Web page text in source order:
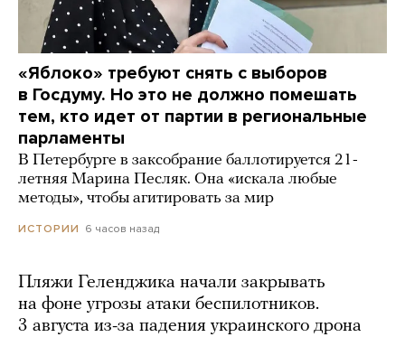
«Яблоко» требуют снять с выборов
в Госдуму. Но это не должно помешать
тем, кто идет от партии в региональные
парламенты
В Петербурге в заксобрание баллотируется 21-
летняя Марина Песляк. Она «искала любые
методы», чтобы агитировать за мир
ИСТОРИИ 6 часов назад
Пляжи Геленджика начали закрывать
на фоне угрозы атаки беспилотников.
3 августа из-за падения украинского дрона